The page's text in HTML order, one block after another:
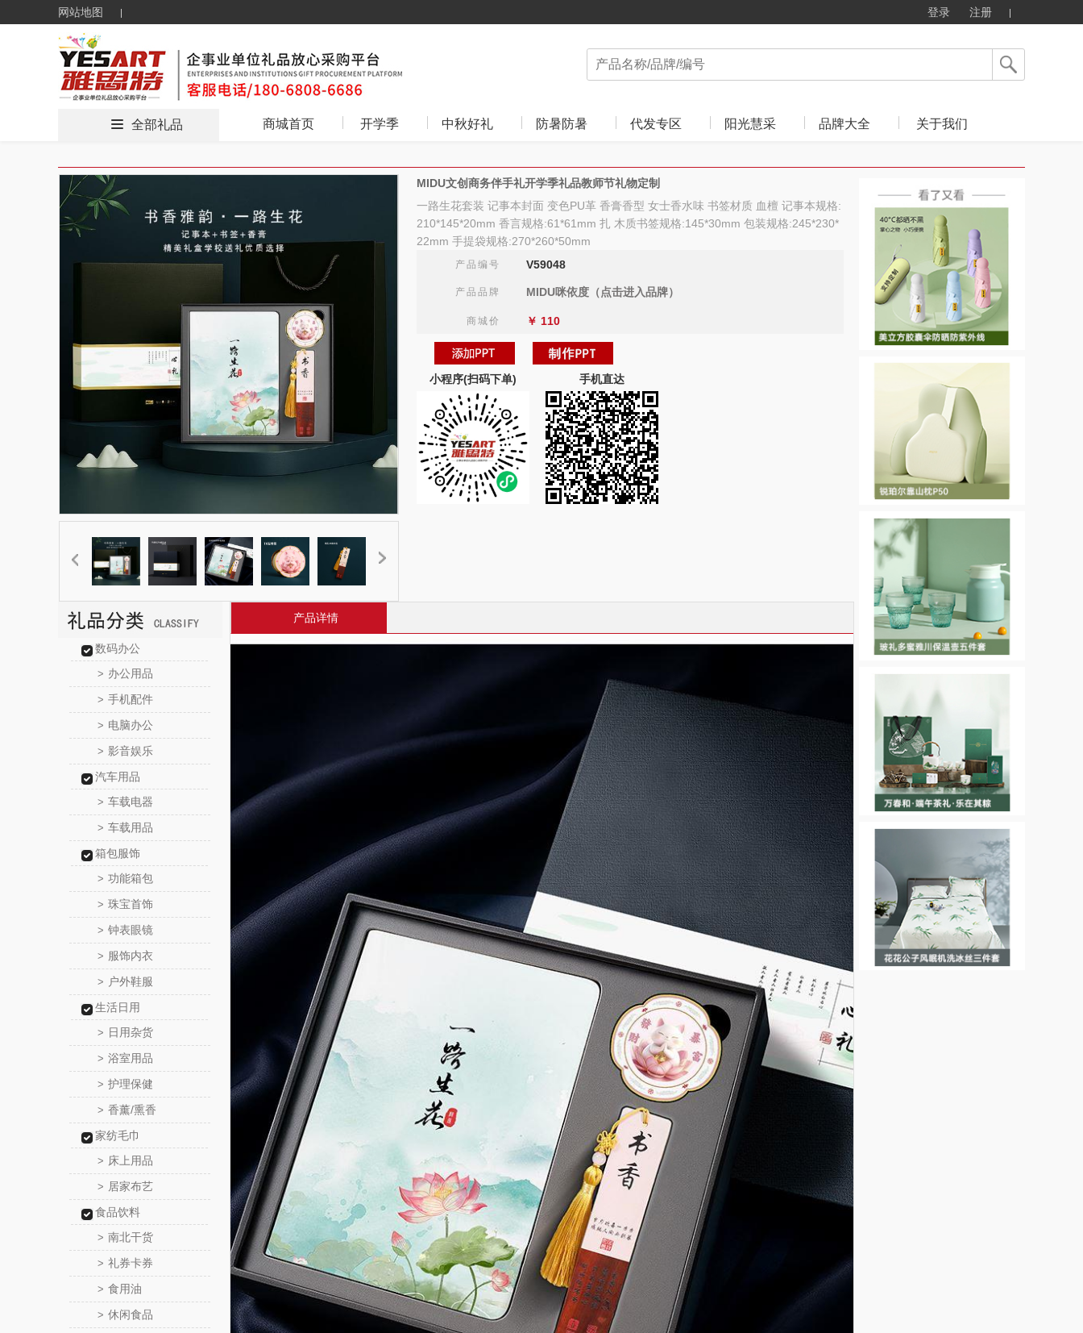
网站地图 登录 注册
全部礼品 商城首页 开学季 中秋好礼 防暑防暑 代发专区 阳光慧采 品牌大全 关于我们
MIDU文创商务伴手礼开学季礼品教师节礼物定制
一路生花套装 记事本封面 变色PU革 香膏香型 女士香水味 书签材质 血檀 记事本规格:
210*145*20mm 香言规格:61*61mm 扎 木质书签规格:145*30mm 包装规格:245*230*
22mm 手提袋规格:270*260*50mm
产品编号 V59048
产品品牌 MIDU咪依度（点击进入品牌）
商城价 ￥ 110
小程序(扫码下单) 手机直达
数码办公
> 办公用品
> 手机配件
> 电脑办公
> 影音娱乐
汽车用品
> 车载电器
> 车载用品
箱包服饰
> 功能箱包
> 珠宝首饰
> 钟表眼镜
> 服饰内衣
> 户外鞋服
生活日用
> 日用杂货
> 浴室用品
> 护理保健
> 香薰/熏香
家纺毛巾
> 床上用品
> 居家布艺
食品饮料
> 南北干货
> 礼券卡券
> 食用油
> 休闲食品
产品详情